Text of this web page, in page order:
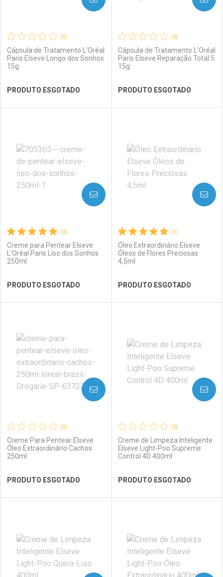
Ver Desconto Convênio Ver Desconto Convênio
(0)
Cápsula de Tratamento L'Oréal
Paris Elseve Longo dos Sonhos
15g
PRODUTO ESGOTADO
Laboratório
Ver Desconto Convênio
Por Menos
(0)
Cápsula de Tratamento L'Oréal
Paris Elseve Reparação Total 5
15g
PRODUTO ESGOTADO
Laboratório
Ver Desconto Convênio
Por Menos
(2)
Creme para Pentear Elseve
L'Oréal Paris Liso dos Sonhos
250ml
PRODUTO ESGOTADO
AVISE-ME
Laboratório
Ver Desconto Convênio
Por Menos
(1)
Óleo Extraordinário Elseve
Óleos de Flores Preciosas
4,5ml
PRODUTO ESGOTADO
AVISE-ME
Laboratório
Ver Desconto Convênio
Por Menos
(0)
Creme Para Pentear Elseve
Óleo Extraordinário Cachos
250ml
PRODUTO ESGOTADO
AVISE-ME
Laboratório
Por Menos
(0)
Creme de Limpeza Inteligente
Elseve Light-Poo Supreme
Control 4D 400ml
PRODUTO ESGOTADO
AVISE-ME
Laboratório
Por Menos